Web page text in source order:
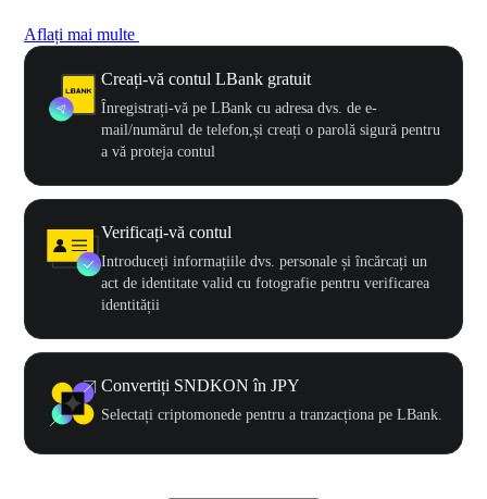
Aflați mai multe
Creați-vă contul LBank gratuit
Înregistrați-vă pe LBank cu adresa dvs. de e-
mail/numărul de telefon,și creați o parolă sigură pentru
a vă proteja contul
Verificați-vă contul
Introduceți informațiile dvs. personale și încărcați un
act de identitate valid cu fotografie pentru verificarea
identității
Convertiți SNDKON în JPY
Selectați criptomonede pentru a tranzacționa pe LBank.